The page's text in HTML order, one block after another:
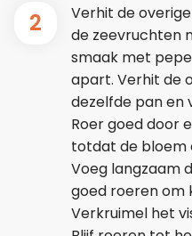
2
Verhit de
de zeevruchten
smaak met
apart. Verhit de
dezelfde pan en
Roer goed door
totdat de bloem
Voeg langzaam
goed roeren om
Verkruimel het